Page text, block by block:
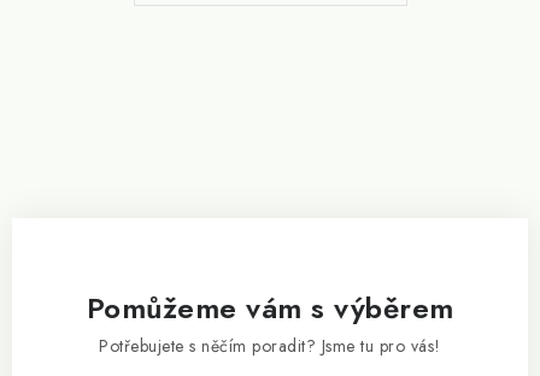
Pomůžeme vám s výběrem
Potřebujete s něčím poradit? Jsme tu pro vás!